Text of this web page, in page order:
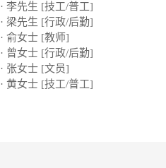
· 李先生 [技工/普工]
· 梁先生 [行政/后勤]
· 俞女士 [教师]
· 曾女士 [行政/后勤]
· 张女士 [文员]
· 黄女士 [技工/普工]